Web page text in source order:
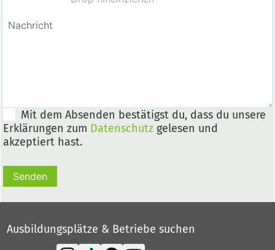
Mit dem Absenden bestätigst du, dass du unsere
Erklärungen zum Datenschutz gelesen und
akzeptiert hast.
Senden
Ausbildungsplätze & Betriebe suchen